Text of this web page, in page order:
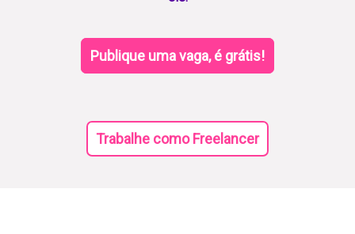
Publique uma vaga, é grátis!
Trabalhe como Freelancer